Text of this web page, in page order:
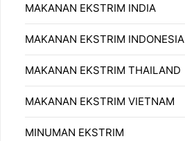
MAKANAN EKSTRIM INDIA
MAKANAN EKSTRIM INDONESIA
MAKANAN EKSTRIM THAILAND
MAKANAN EKSTRIM VIETNAM
MINUMAN EKSTRIM